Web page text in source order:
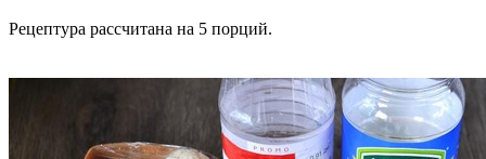
Рецептура рассчитана на 5 порций.